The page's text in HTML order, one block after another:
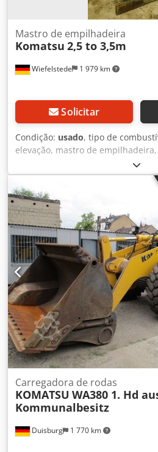
Wiefelstede 1 979 km
Mastro de empilhadeira
Komatsu 2,5 to 3,5m
Solicitar
Condição: usado, tipo de
elevação, mastro de
empilhadeira, mastro,
Ucdefx Akqoa -mastro de
carga: 2500 kg -Altura de
de empilhador: 940 x 405 mm -
560/1000/H2230 mm -Peso: 665 kg
Duisburg 1 770 km
Carregadora de rodas
KOMATSU WA380 1. Hd
Kommunalbesitz